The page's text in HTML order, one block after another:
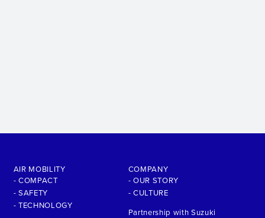
AIR MOBILITY
- COMPACT
- SAFETY
- TECHNOLOGY
COMPANY
- OUR STORY
- CULTURE
Partnership with Suzuki